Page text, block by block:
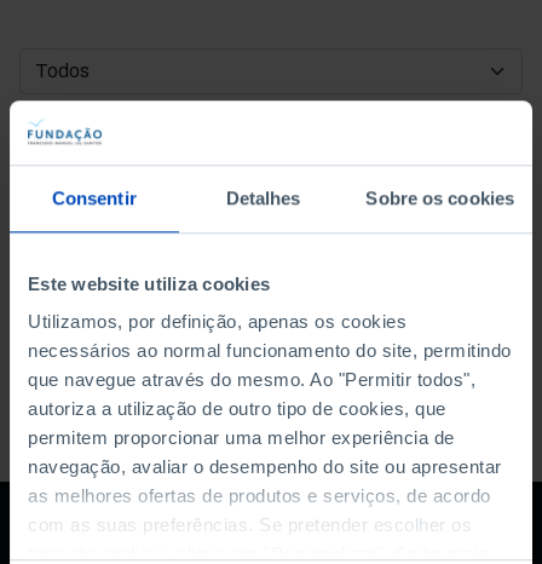
Consentir Detalhes Sobre os cookies
Este website utiliza cookies
Utilizamos, por definição, apenas os cookies
necessários ao normal funcionamento do site, permitindo
que navegue através do mesmo. Ao "Permitir todos",
autoriza a utilização de outro tipo de cookies, que
permitem proporcionar uma melhor experiência de
navegação, avaliar o desempenho do site ou apresentar
as melhores ofertas de produtos e serviços, de acordo
com as suas preferências. Se pretender escolher os
DATA DE INÍCIO
DATA DE FIM